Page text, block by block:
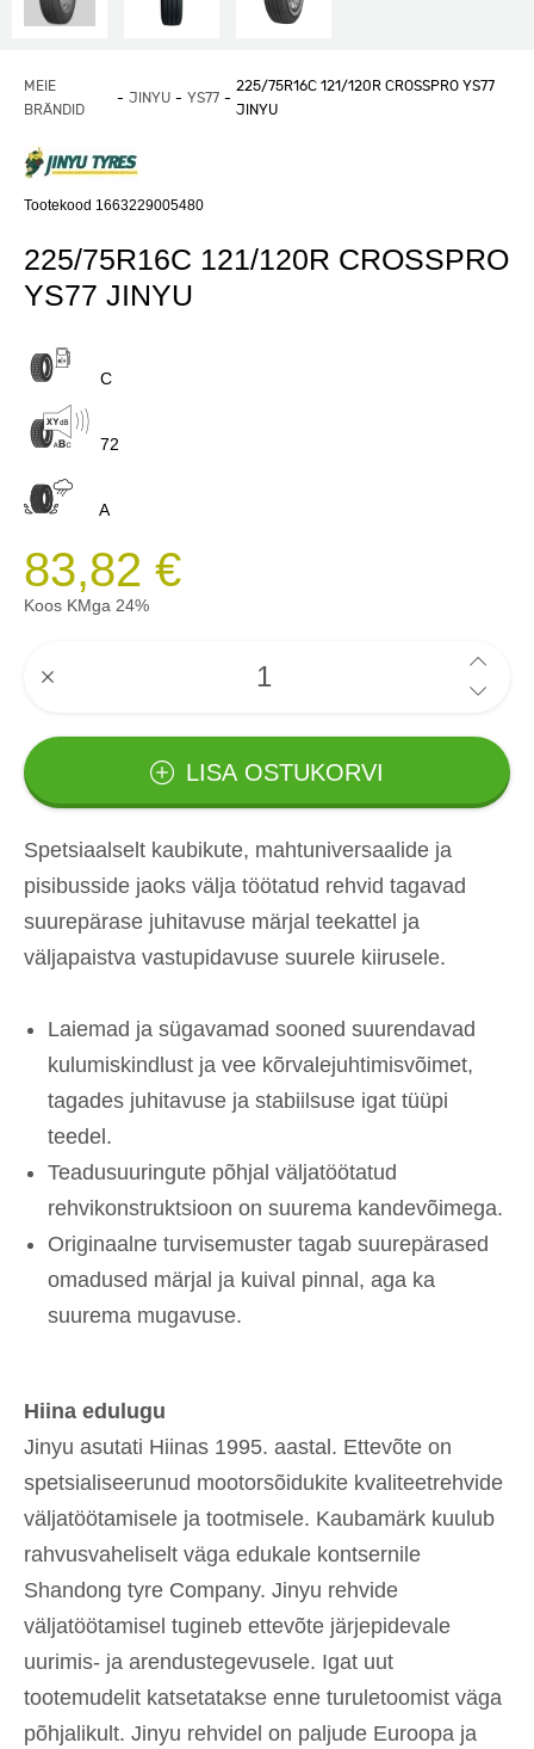
MEIE
BRÄNDID
JINYU YS77
225/75R16C 121/120R CROSSPRO YS77
JINYU
Tootekood 1663229005480
225/75R16C 121/120R CROSSPRO
YS77 JINYU
C
72
A
83,82 €
Koos KMga 24%
LISA OSTUKORVI
Spetsiaalselt kaubikute, mahtuniversaalide ja
pisibusside jaoks välja töötatud rehvid tagavad
suurepärase juhitavuse märjal teekattel ja
väljapaistva vastupidavuse suurele kiirusele.
Laiemad ja sügavamad sooned suurendavad
kulumiskindlust ja vee kõrvalejuhtimisvõimet,
tagades juhitavuse ja stabiilsuse igat tüüpi
teedel.
Teadusuuringute põhjal väljatöötatud
rehvikonstruktsioon on suurema kandevõimega.
Originaalne turvisemuster tagab suurepärased
omadused märjal ja kuival pinnal, aga ka
suurema mugavuse.
Hiina edulugu
Jinyu asutati Hiinas 1995. aastal. Ettevõte on
spetsialiseerunud mootorsõidukite kvaliteetrehvide
väljatöötamisele ja tootmisele. Kaubamärk kuulub
rahvusvaheliselt väga edukale kontsernile
Shandong tyre Company. Jinyu rehvide
väljatöötamisel tugineb ettevõte järjepidevale
uurimis- ja arendustegevusele. Igat uut
tootemudelit katsetatakse enne turuletoomist väga
põhjalikult. Jinyu rehvidel on paljude Euroopa ja